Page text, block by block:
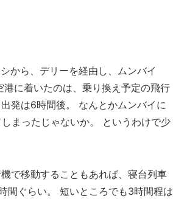
から、デリーを経由し、ムンバイ
に着いたのは、乗り換え予定の飛行
発は6時間後。 なんとかムンバイに
まったじゃないか。 というわけで少
で移動することもあれば、寝台列車
間ぐらい。 短いところでも3時間程は